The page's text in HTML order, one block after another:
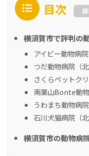
目次
横須賀市で評判の
アイビー動物病
つだ動物病院（
さくらペットク
南葉山Bonte動
うわまち動物病
石川犬猫病院（
横須賀市の動物病